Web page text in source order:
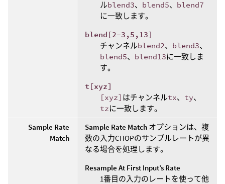
ルblend3、 blend5、 blend7
に一致します。
blend[2-3,5,13]
チャンネルblend2、 blend3、
blend5、 blend13に一致しま
す。
t[xyz]
[xyz] はチャンネルtx、 ty、
tzに一致します。
Sample Rate
Match
Sample Rate Match オプションは、複
数の入力CHOPのサンプルレートが異
なる場合を処理します。
Resample At First Input’s Rate
1番目の入力のレートを使って他